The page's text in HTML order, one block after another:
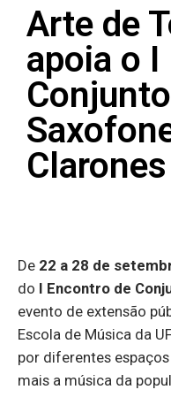
Arte de
apoia o
De 22 a 28 de
do I Encontro de
evento de extensão
Escola de Música da
por diferentes
mais a música da